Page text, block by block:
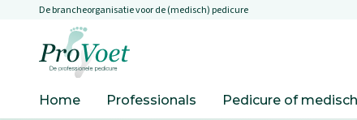
Overslaan en naar de inhoud gaan
De brancheorganisatie voor de (medisch) pedicure
Home Professionals Pedicure of